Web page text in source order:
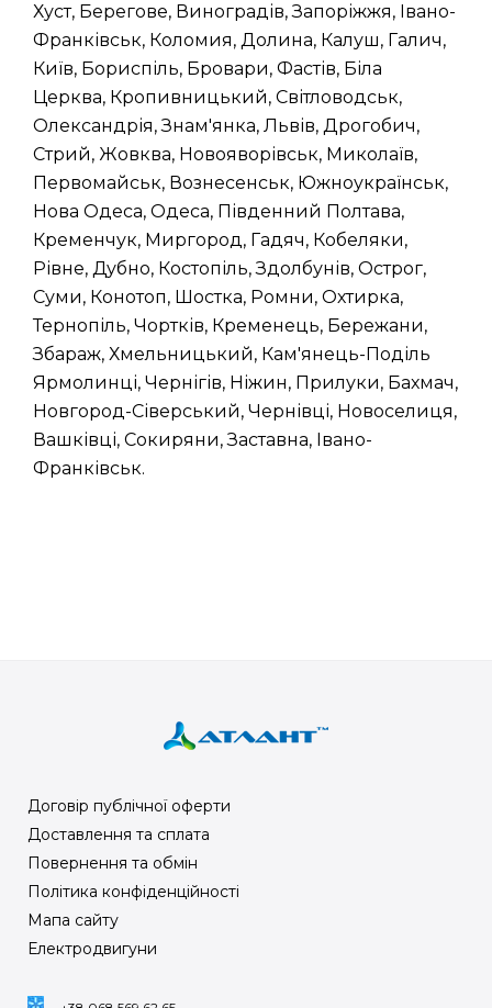
Хуст, Берегове, Виноградів, Запоріжжя, Івано-
Франківськ, Коломия, Долина, Калуш, Галич,
Київ, Бориспіль, Бровари, Фастів, Біла
Церква, Кропивницький, Світловодськ,
Олександрія, Знам'янка, Львів, Дрогобич,
Стрий, Жовква, Новояворівськ, Миколаїв,
Первомайськ, Вознесенськ, Южноукраїнськ,
Нова Одеса, Одеса, Південний Полтава,
Кременчук, Миргород, Гадяч, Кобеляки,
Рівне, Дубно, Костопіль, Здолбунів, Острог,
Суми, Конотоп, Шостка, Ромни, Охтирка,
Тернопіль, Чортків, Кременець, Бережани,
Збараж, Хмельницький, Кам'янець-Поділь
Ярмолинці, Чернігів, Ніжин, Прилуки, Бахмач,
Новгород-Сіверський, Чернівці, Новоселиця,
Вашківці, Сокиряни, Заставна, Івано-
Франківськ.
Договір публічної оферти
Доставлення та сплата
Повернення та обмін
Політика конфіденційності
Мапа сайту
Електродвигуни